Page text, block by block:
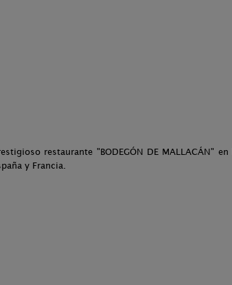
restaurante "BODEGÓN DE MALLACÁN"
y Francia.